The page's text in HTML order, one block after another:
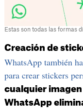
Estas son todas las formas
Creación de
WhatsApp también
para crear stickers
cualquier
WhatsApp